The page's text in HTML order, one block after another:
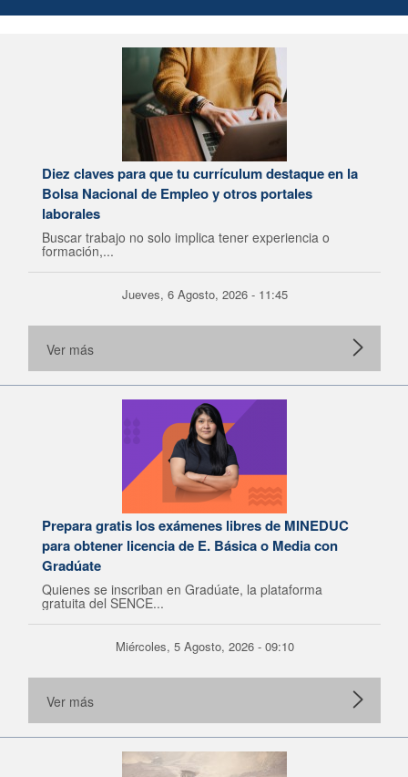
Diez claves para que tu currículum destaque en la
Bolsa Nacional de Empleo y otros portales
laborales
Buscar trabajo no solo implica tener experiencia o
formación,...
Jueves, 6 Agosto, 2026 - 11:45
Ver más
Prepara gratis los exámenes libres de MINEDUC
para obtener licencia de E. Básica o Media con
Gradúate
Quienes se inscriban en Gradúate, la plataforma
gratuita del SENCE...
Miércoles, 5 Agosto, 2026 - 09:10
Ver más